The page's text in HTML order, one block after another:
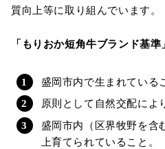
質向上等に取り組んでいます。
「もりおか短角牛ブランド基準」
盛岡市内で生まれている
原則として自然交配によ
盛岡市内（区界牧野を含
上育てられていること。